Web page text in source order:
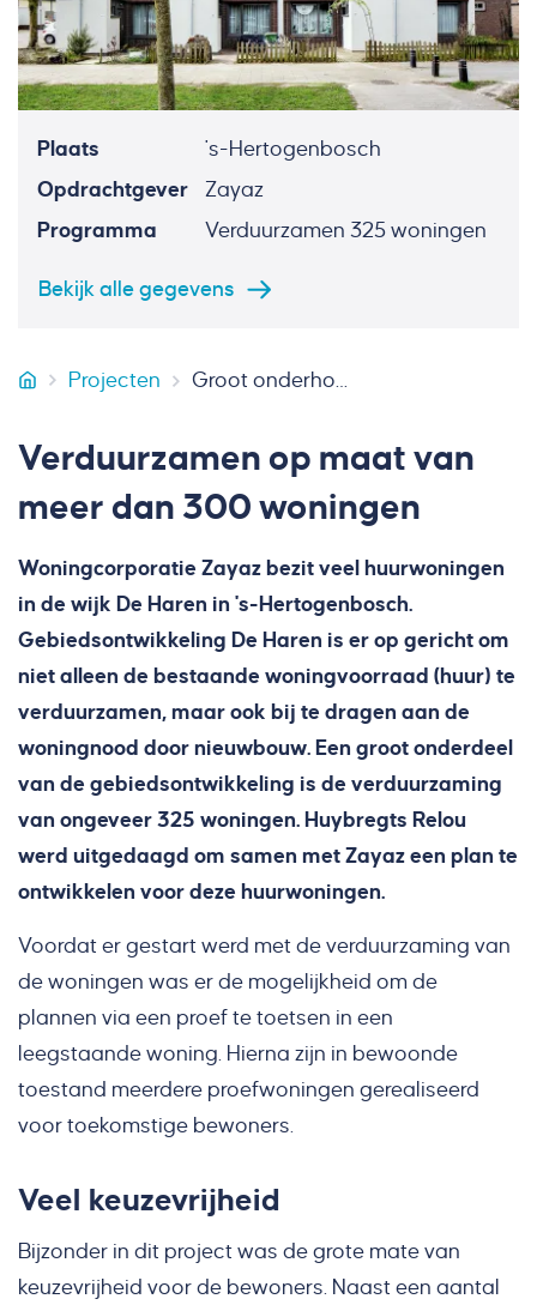
Plaats
's-Hertogenbosch
Opdrachtgever
Zayaz
Programma
Verduurzamen 325 woningen
Bekijk alle gegevens
Huybregts Relou
Projecten
Verduurzamen op maat van
meer dan 300 woningen
Woningcorporatie Zayaz bezit veel huurwoningen
in de wijk De Haren in 's-Hertogenbosch.
Gebiedsontwikkeling De Haren is er op gericht om
niet alleen de bestaande woningvoorraad (huur) te
verduurzamen, maar ook bij te dragen aan de
woningnood door nieuwbouw. Een groot onderdeel
van de gebiedsontwikkeling is de verduurzaming
van ongeveer 325 woningen. Huybregts Relou
werd uitgedaagd om samen met Zayaz een plan te
ontwikkelen voor deze huurwoningen.
Voordat er gestart werd met de verduurzaming van
de woningen was er de mogelijkheid om de
plannen via een proef te toetsen in een
leegstaande woning. Hierna zijn in bewoonde
toestand meerdere proefwoningen gerealiseerd
voor toekomstige bewoners.
Veel keuzevrijheid
Bijzonder in dit project was de grote mate van
keuzevrijheid voor de bewoners. Naast een aantal